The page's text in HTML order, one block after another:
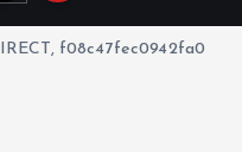
f08c47fec0942fa0